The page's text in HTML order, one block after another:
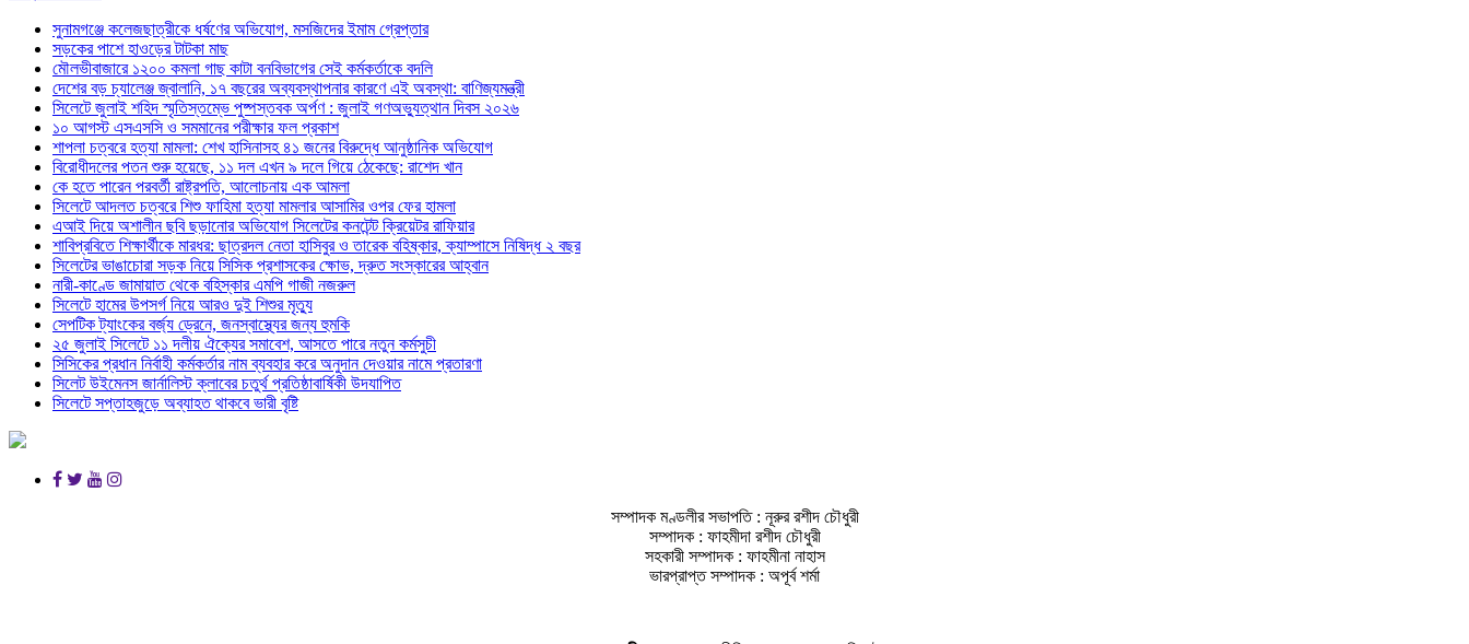
সুনামগঞ্জে কলেজছাত্রীকে ধর্ষণের অভিযোগ, মসজিদের ইমাম গ্রেপ্তার
সড়কের পাশে হাওড়ের টাটকা মাছ
মৌলভীবাজারে ১২০০ কমলা গাছ কাটা বনবিভাগের সেই কর্মকর্তাকে বদলি
দেশের বড় চ্যালেঞ্জ জ্বালানি, ১৭ বছরের অব্যবস্থাপনার কারণে এই অবস্থা: বাণিজ্যমন্ত্রী
সিলেটে জুলাই শহিদ স্মৃতিস্তম্ভে পুষ্পস্তবক অর্পণ : জুলাই গণঅভ্যুত্থান দিবস ২০২৬
১০ আগস্ট এসএসসি ও সমমানের পরীক্ষার ফল প্রকাশ
শাপলা চত্বরে হত্যা মামলা: শেখ হাসিনাসহ ৪১ জনের বিরুদ্ধে আনুষ্ঠানিক অভিযোগ
বিরোধীদলের পতন শুরু হয়েছে, ১১ দল এখন ৯ দলে গিয়ে ঠেকেছে: রাশেদ খান
কে হতে পারেন পরবর্তী রাষ্ট্রপতি, আলোচনায় এক আমলা
সিলেটে আদলত চত্বরে শিশু ফাহিমা হত্যা মামলার আসামির ওপর ফের হামলা
এআই দিয়ে অশালীন ছবি ছড়ানোর অভিযোগ সিলেটের কনটেন্ট ক্রিয়েটর রাফিয়ার
শাবিপ্রবিতে শিক্ষার্থীকে মারধর: ছাত্রদল নেতা হাসিবুর ও তারেক বহিষ্কার, ক্যাম্পাসে নিষিদ্ধ ২ বছর
সিলেটের ভাঙাচোরা সড়ক নিয়ে সিসিক প্রশাসকের ক্ষোভ, দ্রুত সংস্কারের আহ্বান
নারী-কাণ্ডে জামায়াত থেকে বহিস্কার এমপি গাজী নজরুল
সিলেটে হামের উপসর্গ নিয়ে আরও দুই শিশুর মৃত্যু
সেপটিক ট্যাংকের বর্জ্য ড্রেনে, জনস্বাস্থ্যের জন্য হুমকি
২৫ জুলাই সিলেটে ১১ দলীয় ঐক্যের সমাবেশ, আসতে পারে নতুন কর্মসুচী
সিসিকের প্রধান নির্বাহী কর্মকর্তার নাম ব্যবহার করে অনুদান দেওয়ার নামে প্রতারণা
সিলেট উইমেনস জার্নালিস্ট ক্লাবের চতুর্থ প্রতিষ্ঠাবার্ষিকী উদযাপিত
সিলেটে সপ্তাহজুড়ে অব্যাহত থাকবে ভারী বৃষ্টি
সম্পাদক মণ্ডলীর সভাপতি : নূরুর রশীদ চৌধুরী
সম্পাদক : ফাহমীদা রশীদ চৌধুরী
সহকারী সম্পাদক : ফাহমীনা নাহাস
ভারপ্রাপ্ত সম্পাদক : অপূর্ব শর্মা